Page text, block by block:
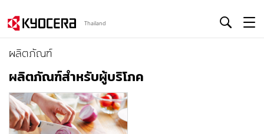
Thailand
ผลิตภัณฑ์
ผลิตภัณฑ์สำหรับผู้บริโภค